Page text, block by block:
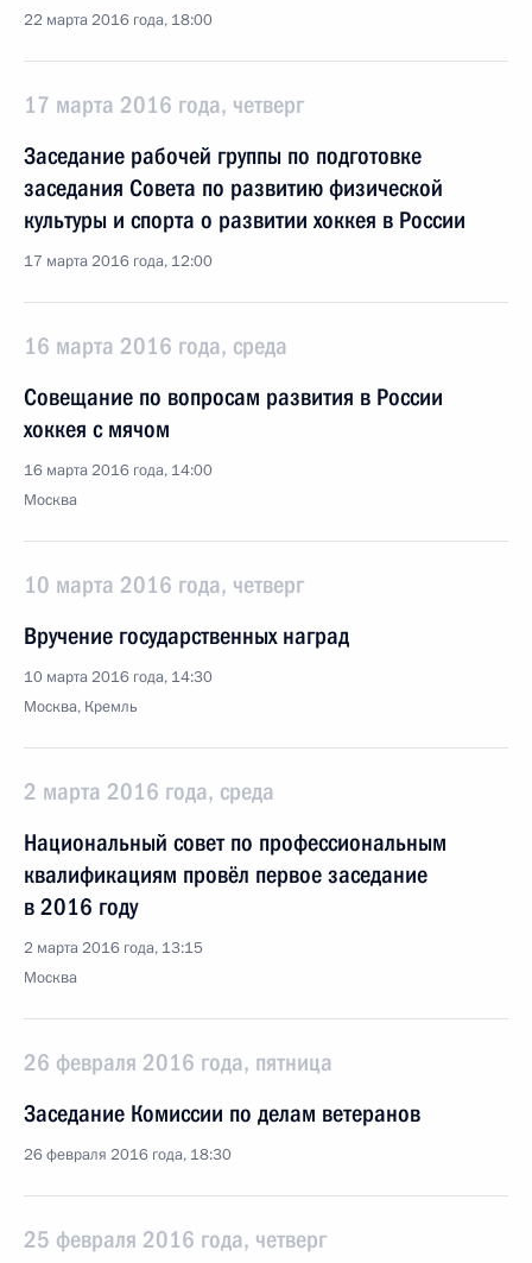
22 марта 2016 года, 18:00
17 марта 2016 года, четверг
Заседание рабочей группы по подготовке
заседания Совета по развитию физической
культуры и спорта о развитии хоккея в России
17 марта 2016 года, 12:00
16 марта 2016 года, среда
Совещание по вопросам развития в России
хоккея с мячом
16 марта 2016 года, 14:00
Москва
10 марта 2016 года, четверг
Вручение государственных наград
10 марта 2016 года, 14:30
Москва, Кремль
2 марта 2016 года, среда
Национальный совет по профессиональным
квалификациям провёл первое заседание
в 2016 году
2 марта 2016 года, 13:15
Москва
26 февраля 2016 года, пятница
Заседание Комиссии по делам ветеранов
26 февраля 2016 года, 18:30
25 февраля 2016 года, четверг